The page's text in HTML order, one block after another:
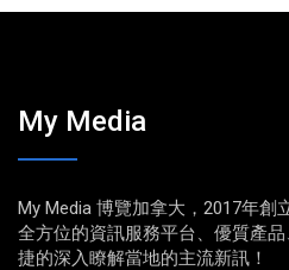
My Media
My Media 博覽加拿大，2017年創
全方位的資訊服務平台、優質產
捷的深入瞭解當地的主流新訊！